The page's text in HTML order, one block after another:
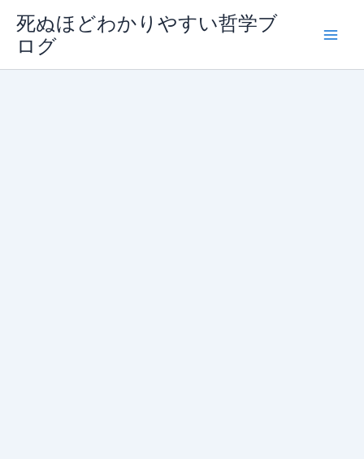
ス
死ぬほどわかりやすい哲学ブ
ログ